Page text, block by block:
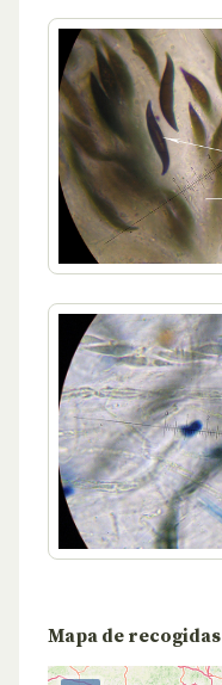
Mapa de recogidas